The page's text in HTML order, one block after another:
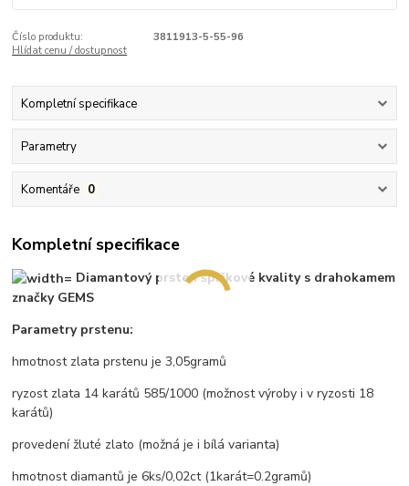
Číslo produktu:
3811913-5-55-96
Hlídat cenu / dostupnost
Kompletní specifikace
Parametry
Komentáře 0
Kompletní specifikace
Diamantový prsten špičkové kvality s drahokamem
značky GEMS
Parametry prstenu:
hmotnost zlata prstenu je 3,05gramů
ryzost zlata 14 karátů 585/1000 (možnost výroby i v ryzosti 18
karátů)
provedení žluté zlato (možná je i bílá varianta)
hmotnost diamantů je 6ks/0,02ct (1karát=0.2gramů)